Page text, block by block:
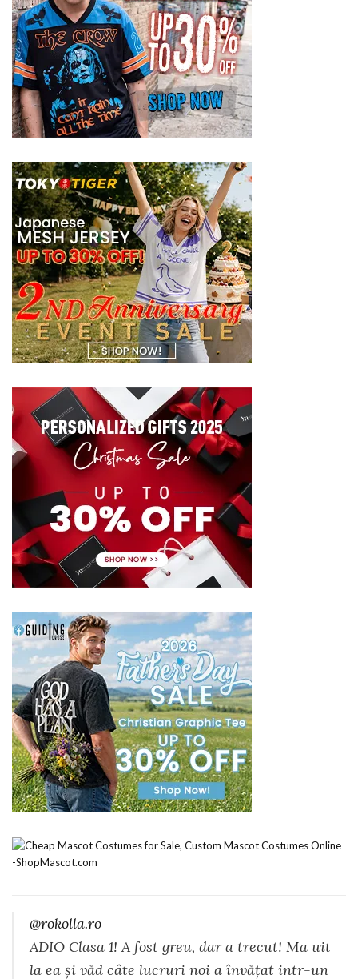
@rokolla.ro
ADIO Clasa 1! A fost greu, dar a trecut! Ma uit
la ea și văd câte lucruri noi a învățat intr-un